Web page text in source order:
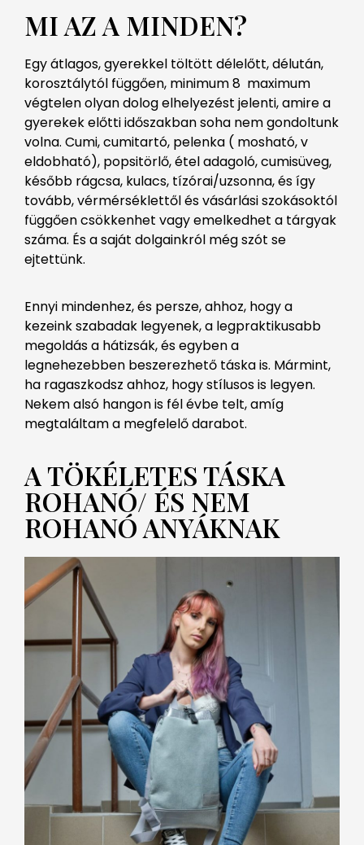
MI AZ A MINDEN?
Egy átlagos, gyerekkel töltött délelőtt, délután,
korosztálytól függően, minimum 8 maximum
végtelen olyan dolog elhelyezést jelenti, amire a
gyerekek előtti időszakban soha nem gondoltunk
volna. Cumi, cumitartó, pelenka ( mosható, v
eldobható), popsitörlő, étel adagoló, cumisüveg,
később rágcsa, kulacs, tízórai/uzsonna, és így
tovább, vérmérséklettől és vásárlási szokásoktól
függően csökkenhet vagy emelkedhet a tárgyak
száma. És a saját dolgainkról még szót se
ejtettünk.
Ennyi mindenhez, és persze, ahhoz, hogy a
kezeink szabadak legyenek, a legpraktikusabb
megoldás a hátizsák, és egyben a
legnehezebben beszerezhető táska is. Mármint,
ha ragaszkodsz ahhoz, hogy stílusos is legyen.
Nekem alsó hangon is fél évbe telt, amíg
megtaláltam a megfelelő darabot.
A TÖKÉLETES TÁSKA
ROHANÓ/ ÉS NEM
ROHANÓ ANYÁKNAK